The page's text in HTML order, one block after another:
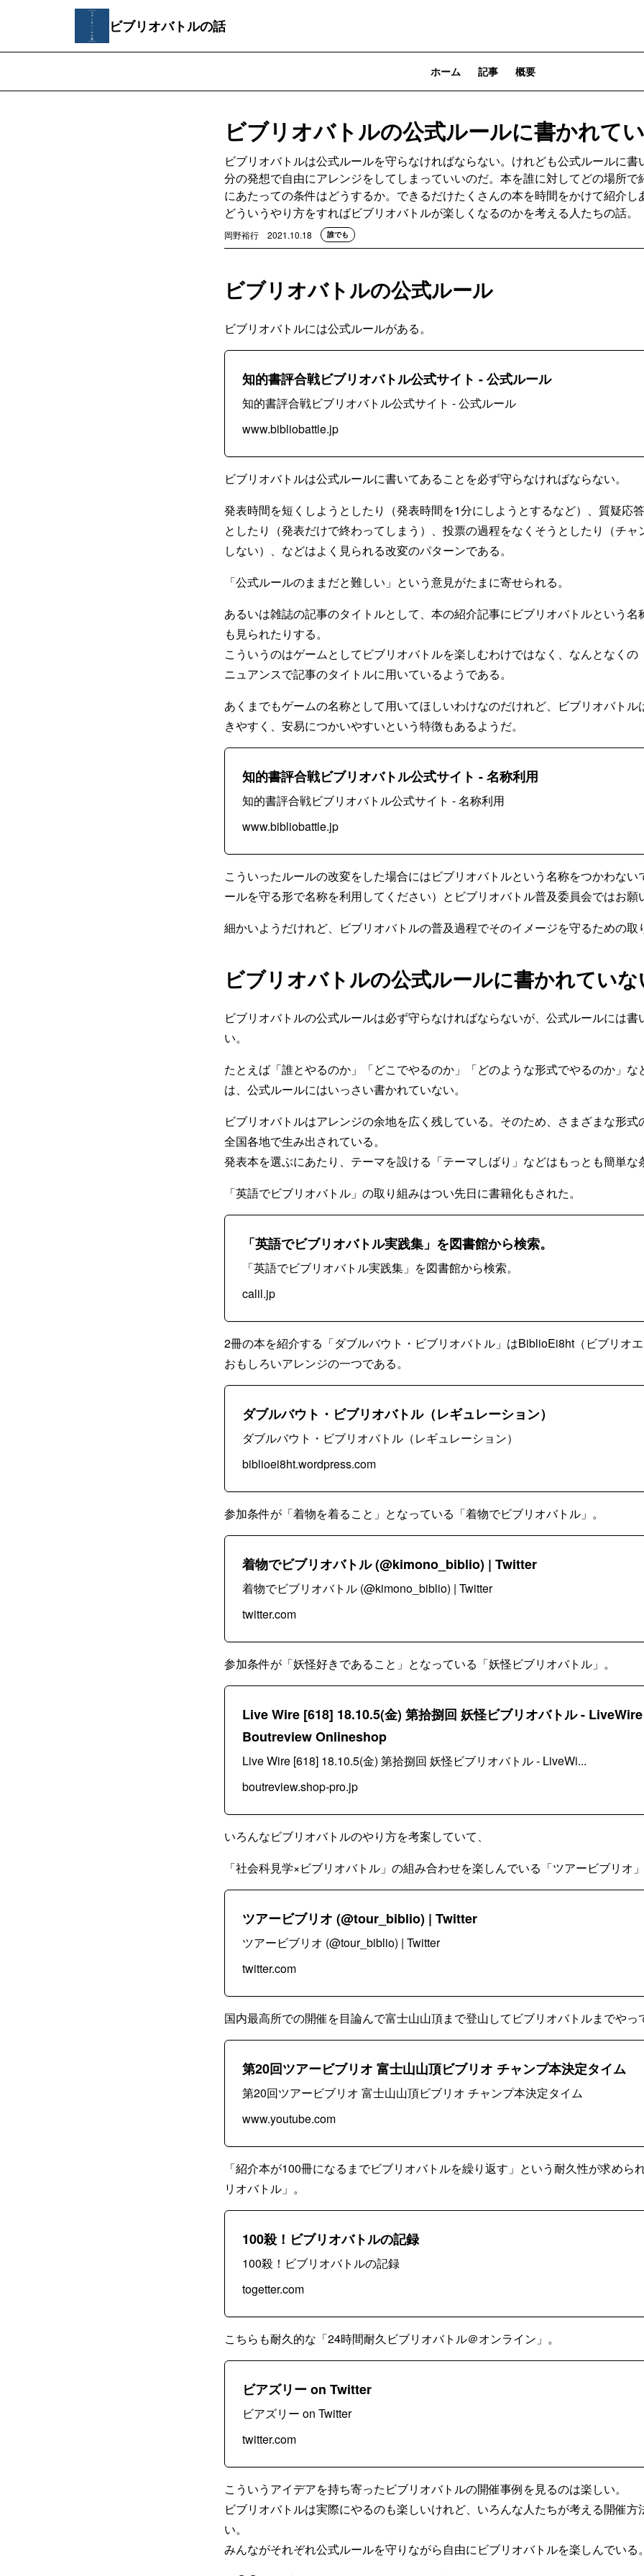
ビブリオバトルの話
ホーム 記事 概要
ビブリオバトルの公式ルールに書かれて
ビブリオバトルは公式ルールを守らなければならない。けれども公式ルールに書
分の発想で自由にアレンジをしてしまっていいのだ。本を誰に対してどの場所で
にあたっての条件はどうするか。できるだけたくさんの本を時間をかけて紹介し
どういうやり方をすればビブリオバトルが楽しくなるのかを考える人たちの話。
岡野裕行 2021.10.18 誰でも
ビブリオバトルの公式ルール
ビブリオバトルには公式ルールがある。
知的書評合戦ビブリオバトル公式サイト - 公式ルール
知的書評合戦ビブリオバトル公式サイト - 公式ルール
www.bibliobattle.jp
ビブリオバトルは公式ルールに書いてあることを必ず守らなければならない。
発表時間を短くしようとしたり（発表時間を1分にしようとするなど）、質疑応
としたり（発表だけで終わってしまう）、投票の過程をなくそうとしたり（チャ
しない）、などはよく見られる改変のパターンである。
「公式ルールのままだと難しい」という意見がたまに寄せられる。
あるいは雑誌の記事のタイトルとして、本の紹介記事にビブリオバトルという名
も見られたりする。
こういうのはゲームとしてビブリオバトルを楽しむわけではなく、なんとなくの
ニュアンスで記事のタイトルに用いているようである。
あくまでもゲームの名称として用いてほしいわけなのだけれど、ビブリオバトル
きやすく、安易につかいやすいという特徴もあるようだ。
知的書評合戦ビブリオバトル公式サイト - 名称利用
知的書評合戦ビブリオバトル公式サイト - 名称利用
www.bibliobattle.jp
こういったルールの改変をした場合にはビブリオバトルという名称をつかわない
ールを守る形で名称を利用してください）とビブリオバトル普及委員会ではお願
細かいようだけれど、ビブリオバトルの普及過程でそのイメージを守るための取
ビブリオバトルの公式ルールに書かれてい
ビブリオバトルの公式ルールは必ず守らなければならないが、公式ルールには書
い。
たとえば「誰とやるのか」「どこでやるのか」「どのような形式でやるのか」な
は、公式ルールにはいっさい書かれていない。
ビブリオバトルはアレンジの余地を広く残している。そのため、さまざまな形式
全国各地で生み出されている。
発表本を選ぶにあたり、テーマを設ける「テーマしばり」などはもっとも簡単な
「英語でビブリオバトル」の取り組みはつい先日に書籍化もされた。
「英語でビブリオバトル実践集」を図書館から検索。
「英語でビブリオバトル実践集」を図書館から検索。
calil.jp
2冊の本を紹介する「ダブルバウト・ビブリオバトル」はBiblioEi8ht（ビブリオ
おもしろいアレンジの一つである。
ダブルバウト・ビブリオバトル（レギュレーション）
ダブルバウト・ビブリオバトル（レギュレーション）
biblioei8ht.wordpress.com
参加条件が「着物を着ること」となっている「着物でビブリオバトル」。
着物でビブリオバトル (@kimono_biblio) | Twitter
着物でビブリオバトル (@kimono_biblio) | Twitter
twitter.com
参加条件が「妖怪好きであること」となっている「妖怪ビブリオバトル」。
Live Wire [618] 18.10.5(金) 第拾捌回 妖怪ビブリオバトル -
Boutreview Onlineshop
Live Wire [618] 18.10.5(金) 第拾捌回 妖怪ビブリオバトル - LiveWi...
boutreview.shop-pro.jp
いろんなビブリオバトルのやり方を考案していて、
「社会科見学×ビブリオバトル」の組み合わせを楽しんでいる「ツアービブリオ
ツアービブリオ (@tour_biblio) | Twitter
ツアービブリオ (@tour_biblio) | Twitter
twitter.com
国内最高所での開催を目論んで富士山山頂まで登山してビブリオバトルまでやっ
第20回ツアービブリオ 富士山山頂ビブリオ チャンプ本決定タイム
第20回ツアービブリオ 富士山山頂ビブリオ チャンプ本決定タイム
www.youtube.com
「紹介本が100冊になるまでビブリオバトルを繰り返す」という耐久性が求めら
リオバトル」。
100殺！ビブリオバトルの記録
100殺！ビブリオバトルの記録
togetter.com
こちらも耐久的な「24時間耐久ビブリオバトル＠オンライン」。
ビアズリー on Twitter
ビアズリー on Twitter
twitter.com
こういうアイデアを持ち寄ったビブリオバトルの開催事例を見るのは楽しい。
ビブリオバトルは実際にやるのも楽しいけれど、いろんな人たちが考える開催方
い。
みんながそれぞれ公式ルールを守りながら自由にビブリオバトルを楽しんでいる